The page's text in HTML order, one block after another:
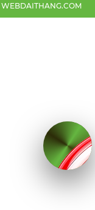
WEBDAITHANG.COM